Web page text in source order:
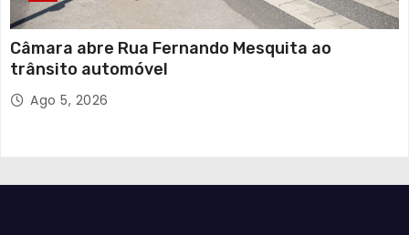
Câmara abre Rua Fernando Mesquita ao
trânsito automóvel
Ago 5, 2026